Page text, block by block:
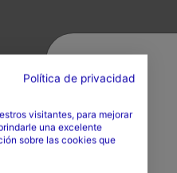
Política de privacidad
visitantes, para mejorar
una excelente
sobre las cookies que